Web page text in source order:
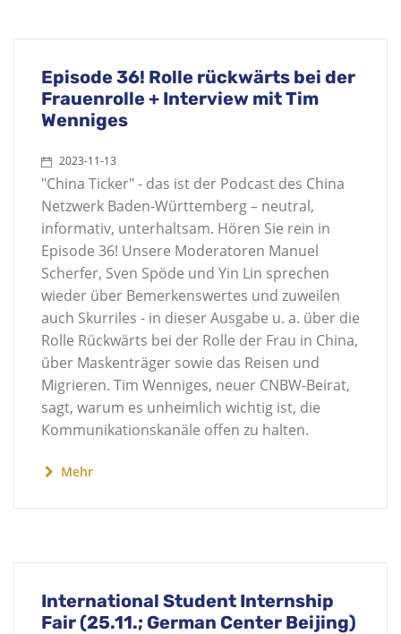
Episode 36! Rolle rückwärts bei der
Frauenrolle + Interview mit Tim
Wenniges
2023-11-13
"China Ticker" - das ist der Podcast des China
Netzwerk Baden-Württemberg – neutral,
informativ, unterhaltsam. Hören Sie rein in
Episode 36! Unsere Moderatoren Manuel
Scherfer, Sven Spöde und Yin Lin sprechen
wieder über Bemerkenswertes und zuweilen
auch Skurriles - in dieser Ausgabe u. a. über die
Rolle Rückwärts bei der Rolle der Frau in China,
über Maskenträger sowie das Reisen und
Migrieren. Tim Wenniges, neuer CNBW-Beirat,
sagt, warum es unheimlich wichtig ist, die
Kommunikationskanäle offen zu halten.
Mehr
International Student Internship
Fair (25.11.; German Center Beijing)